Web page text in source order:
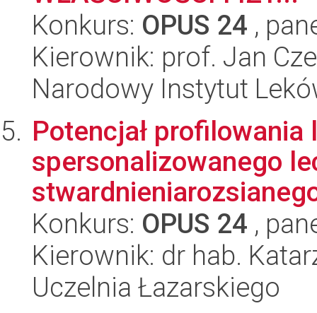
Konkurs: OPUS 24 ,
Kierownik: prof. Jan
Narodowy Instytut
Potencjał
spersonalizowanego
Konkurs: OPUS 24 ,
Kierownik: dr hab.
Uczelnia Łazarskiego